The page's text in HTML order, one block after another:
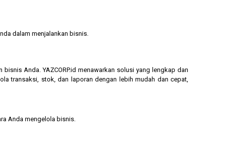
dalam menjalankan bisnis.
Anda. YAZCORP.id menawarkan solusi yang lengkap dan
transaksi, stok, dan laporan dengan lebih mudah dan cepat,
Anda mengelola bisnis.